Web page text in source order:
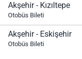
Akşehir - Kızıltepe
Otobüs Bileti
Akşehir - Eskişehir
Otobüs Bileti